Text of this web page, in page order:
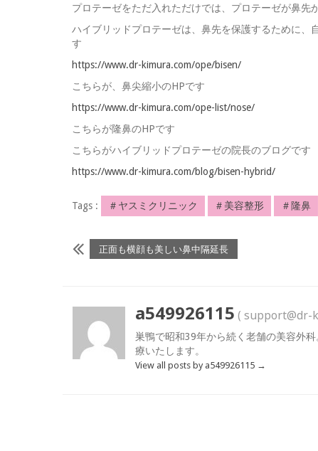
プロテーゼをただ入れただけでは、プロテーゼが鼻
ハイブリッドプロテーゼは、鼻先を保護するために
す
https://www.dr-kimura.com/ope/bisen/
こちらが、鼻尖縮小のHPです
https://www.dr-kimura.com/ope-list/nose/
こちらが隆鼻のHPです
こちらがハイブリッドプロテーゼの院長のブログです
https://www.dr-kimura.com/blog/bisen-hybrid/
Tags : ＃ヤスミクリニック ＃美容整形 ＃隆鼻
正面も横顔も美しい鼻中隔延長
a549926115 ( support@dr-
巣鴨で昭和39年から続く老舗の美容外
療いたします。
View all posts by a549926115 →